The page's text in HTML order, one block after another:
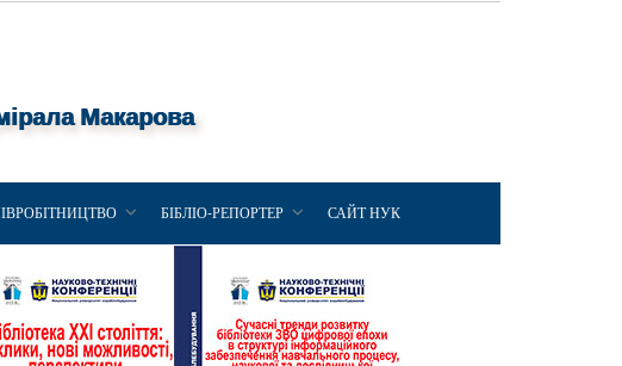
Макарова
БІБЛІО-РЕПОРТЕР САЙТ НУК